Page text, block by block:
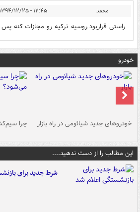
محمد ۱۲:۴۵ - ۱۳۹۴/۱۲/۲۵
راستی قراربود روسیه ترکیه رو مجازات کنه
خودرو
خودروهای جدید شیائومی در راه بازار چرا
این مطالب را از دست ندهید....
شرط جدید برای